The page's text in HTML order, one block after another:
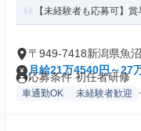
【未経験者も応募可】
〒949-7418新潟県魚
月給21万4540円～27
応募条件 初任者研修
車通勤OK 未経験者歓迎